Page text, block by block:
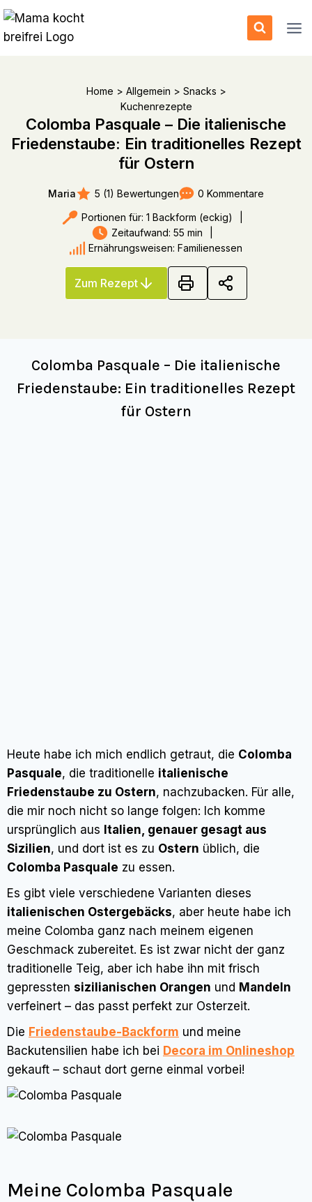
Zum
Home > Allgemein > Snacks >
Kuchenrezepte
Colomba Pasquale – Die italienische
Friedenstaube: Ein traditionelles Rezept
für Ostern
Maria 5 (1) Bewertungen 0 Kommentare
Portionen für: 1 Backform (eckig)
Zeitaufwand: 55 min
Ernährungsweisen: Familienessen
Zum Rezept
Colomba Pasquale – Die italienische
Friedenstaube: Ein traditionelles Rezept
für Ostern
Heute habe ich mich endlich getraut, die Colomba
Pasquale, die traditionelle italienische
Friedenstaube zu Ostern, nachzubacken. Für alle,
die mir noch nicht so lange folgen: Ich komme
ursprünglich aus Italien, genauer gesagt aus
Sizilien, und dort ist es zu Ostern üblich, die
Colomba Pasquale zu essen.
Es gibt viele verschiedene Varianten dieses
italienischen Ostergebäcks, aber heute habe ich
meine Colomba ganz nach meinem eigenen
Geschmack zubereitet. Es ist zwar nicht der ganz
traditionelle Teig, aber ich habe ihn mit frisch
gepressten sizilianischen Orangen und Mandeln
verfeinert – das passt perfekt zur Osterzeit.
Die Friedenstaube-Backform und meine
Backutensilien habe ich bei Decora im Onlineshop
gekauft – schaut dort gerne einmal vorbei!
Meine Colomba Pasquale